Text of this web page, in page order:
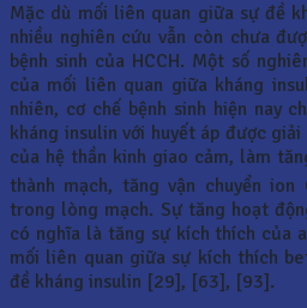
Mặc dù mối liên quan giữa sự đề
nhiều nghiên cứu vẫn còn chưa
bệnh sinh của HCCH. Một số
của mối liên quan giữa kháng
nhiên, cơ chế bệnh sinh hiện nay
kháng insulin với huyết áp được
của hệ thần kinh giao cảm, làm
thành mạch, tăng vận chuyển ion
trong lòng mạch. Sự tăng hoạt
có nghĩa là tăng sự kích thích của
mối liên quan giữa sự kích thích
đề kháng insulin [29], [63], [93].